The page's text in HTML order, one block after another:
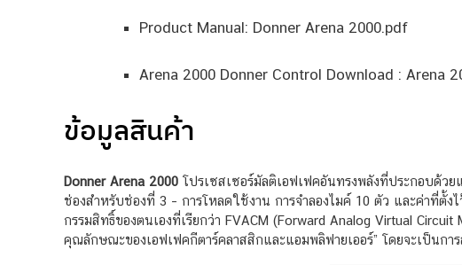
Product Manual: Donner Arena 2000.pdf
Arena 2000 Donner Control Download : Arena
ข้อมูลสินค้า
Donner Arena 2000 โปรเซสเซอร์มัลติเอฟเฟคอันทรงพลังที่ประกอบด้
ช่องสำหรับช่องที่ 3 – การโหลดใช้งาน การจำลองไมค์ 10 ตัว และค่าที่ตั้
กรรมสิทธิ์ของตนเองที่เรียกว่า FVACM (Forward Analog Virtual
คุณลักษณะของเอฟเฟคกีตาร์คลาสสิกและแอมพลิฟายเออร์” โดยจะเป็นกา